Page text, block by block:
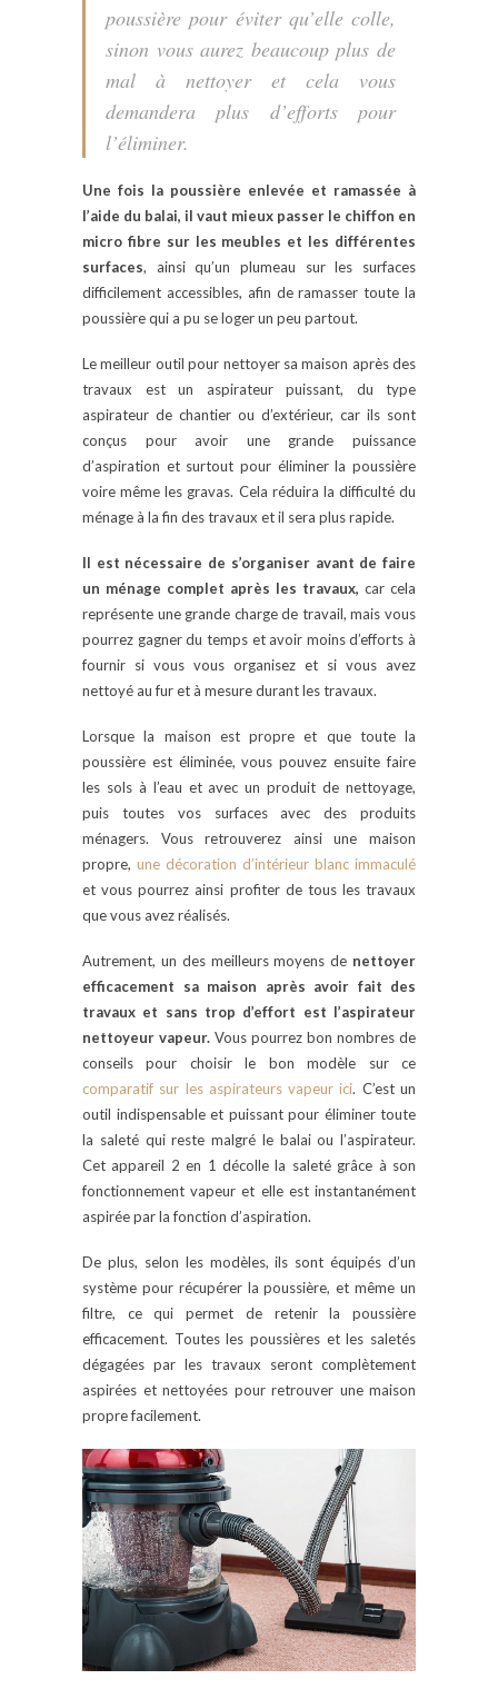
poussière pour éviter qu’elle colle,
sinon vous aurez beaucoup plus de
mal à nettoyer et cela vous
demandera plus d’efforts pour
l’éliminer.
Une fois la poussière enlevée et ramassée à
l’aide du balai, il vaut mieux passer le chiffon en
micro fibre sur les meubles et les différentes
surfaces, ainsi qu’un plumeau sur les surfaces
difficilement accessibles, afin de ramasser toute la
poussière qui a pu se loger un peu partout.
Le meilleur outil pour nettoyer sa maison après des
travaux est un aspirateur puissant, du type
aspirateur de chantier ou d’extérieur, car ils sont
conçus pour avoir une grande puissance
d’aspiration et surtout pour éliminer la poussière
voire même les gravas. Cela réduira la difficulté du
ménage à la fin des travaux et il sera plus rapide.
Il est nécessaire de s’organiser avant de faire
un ménage complet après les travaux, car cela
représente une grande charge de travail, mais vous
pourrez gagner du temps et avoir moins d’efforts à
fournir si vous vous organisez et si vous avez
nettoyé au fur et à mesure durant les travaux.
Lorsque la maison est propre et que toute la
poussière est éliminée, vous pouvez ensuite faire
les sols à l’eau et avec un produit de nettoyage,
puis toutes vos surfaces avec des produits
ménagers. Vous retrouverez ainsi une maison
propre, une décoration d’intérieur blanc immaculé
et vous pourrez ainsi profiter de tous les travaux
que vous avez réalisés.
Autrement, un des meilleurs moyens de nettoyer
efficacement sa maison après avoir fait des
travaux et sans trop d’effort est l’aspirateur
nettoyeur vapeur. Vous pourrez bon nombres de
conseils pour choisir le bon modèle sur ce
comparatif sur les aspirateurs vapeur ici. C’est un
outil indispensable et puissant pour éliminer toute
la saleté qui reste malgré le balai ou l’aspirateur.
Cet appareil 2 en 1 décolle la saleté grâce à son
fonctionnement vapeur et elle est instantanément
aspirée par la fonction d’aspiration.
De plus, selon les modèles, ils sont équipés d’un
système pour récupérer la poussière, et même un
filtre, ce qui permet de retenir la poussière
efficacement. Toutes les poussières et les saletés
dégagées par les travaux seront complètement
aspirées et nettoyées pour retrouver une maison
propre facilement.